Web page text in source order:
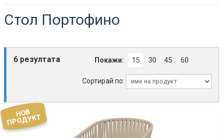
Стол Портофино
6 резултата Покажи: 15 30 45 60
Сортирай по:
НОВ
ПРОДУКТ